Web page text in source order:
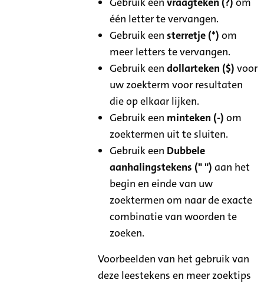
één letter te vervangen.
Gebruik eensterretje (*) om
meer letters te vervangen.
Gebruik eendollarteken ($) voor
uw zoekterm voor resultaten
die op elkaar lijken.
Gebruik een minteken (-) om
zoektermen uit te sluiten.
Gebruik een Dubbele
aanhalingstekens (" ") aan het
begin en einde van uw
zoektermen om naar de exacte
combinatie van woorden te
zoeken.
Voorbeelden van het gebruik van
deze leestekens en meer zoektips